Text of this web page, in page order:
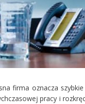
firma oznacza
pracy i